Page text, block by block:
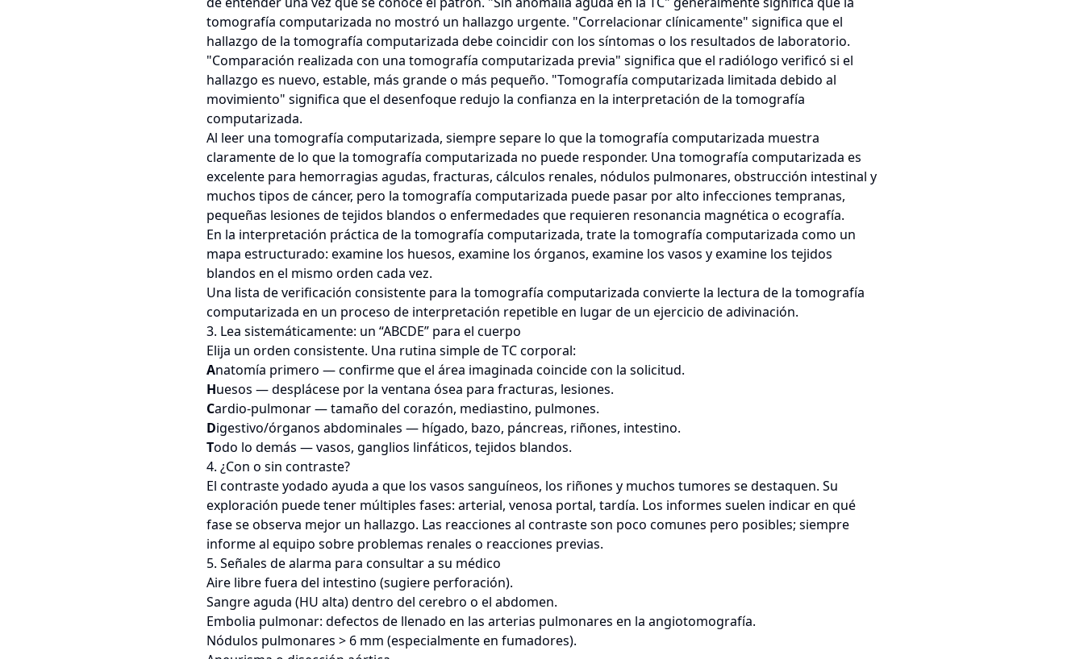
tomografía computarizada no mostró un hallazgo urgente. "Correlacionar clínicamente" significa que el
hallazgo de la tomografía computarizada debe coincidir con los síntomas o los resultados de laboratorio.
"Comparación realizada con una tomografía computarizada previa" significa que el radiólogo verificó si el
hallazgo es nuevo, estable, más grande o más pequeño. "Tomografía computarizada limitada debido al
movimiento" significa que el desenfoque redujo la confianza en la interpretación de la tomografía
computarizada.
Al leer una tomografía computarizada, siempre separe lo que la tomografía computarizada muestra
claramente de lo que la tomografía computarizada no puede responder. Una tomografía computarizada es
excelente para hemorragias agudas, fracturas, cálculos renales, nódulos pulmonares, obstrucción intestinal y
muchos tipos de cáncer, pero la tomografía computarizada puede pasar por alto infecciones tempranas,
pequeñas lesiones de tejidos blandos o enfermedades que requieren resonancia magnética o ecografía.
En la interpretación práctica de la tomografía computarizada, trate la tomografía computarizada como un
mapa estructurado: examine los huesos, examine los órganos, examine los vasos y examine los tejidos
blandos en el mismo orden cada vez.
Una lista de verificación consistente para la tomografía computarizada convierte la lectura de la tomografía
computarizada en un proceso de interpretación repetible en lugar de un ejercicio de adivinación.
3. Lea sistemáticamente: un “ABCDE” para el cuerpo
Elija un orden consistente. Una rutina simple de TC corporal:
Anatomía primero — confirme que el área imaginada coincide con la solicitud.
Huesos — desplácese por la ventana ósea para fracturas, lesiones.
Cardio-pulmonar — tamaño del corazón, mediastino, pulmones.
Digestivo/órganos abdominales — hígado, bazo, páncreas, riñones, intestino.
Todo lo demás — vasos, ganglios linfáticos, tejidos blandos.
4. ¿Con o sin contraste?
El contraste yodado ayuda a que los vasos sanguíneos, los riñones y muchos tumores se destaquen. Su
exploración puede tener múltiples fases: arterial, venosa portal, tardía. Los informes suelen indicar en qué
fase se observa mejor un hallazgo. Las reacciones al contraste son poco comunes pero posibles; siempre
informe al equipo sobre problemas renales o reacciones previas.
5. Señales de alarma para consultar a su médico
Aire libre fuera del intestino (sugiere perforación).
Sangre aguda (HU alta) dentro del cerebro o el abdomen.
Embolia pulmonar: defectos de llenado en las arterias pulmonares en la angiotomografía.
Nódulos pulmonares > 6 mm (especialmente en fumadores).